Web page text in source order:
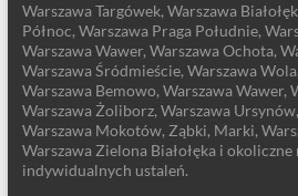
Warszawa Targówek, Warszawa
Północ, Warszawa Praga Południe,
Warszawa Wawer, Warszawa Ochota,
Warszawa Śródmieście, Warszawa
Warszawa Bemowo, Warszawa Wawer,
Warszawa Żoliborz, Warszawa
Warszawa Mokotów, Ząbki, Marki,
Warszawa Zielona Białołęka i
indywidualnych ustaleń.